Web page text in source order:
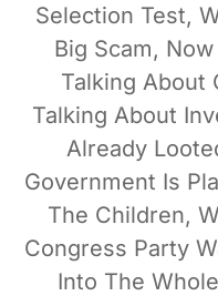
Selection Test,
Big Scam,
Talking About
Talking About
Already
Government Is
The Children,
Congress Party
Into The